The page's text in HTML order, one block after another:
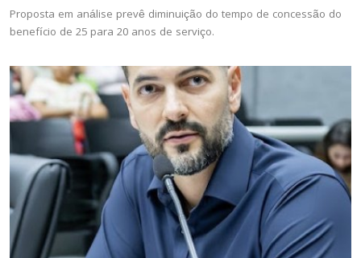
Proposta em análise prevê diminuição do tempo de concessão do
benefício de 25 para 20 anos de serviço.